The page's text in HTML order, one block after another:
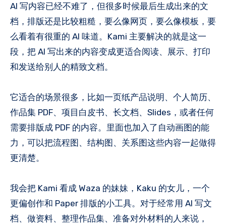
AI 写内容已经不难了，但很多时候最后生成出来的文
档，排版还是比较粗糙，要么像网页，要么像模板，要
么看着有很重的 AI 味道。Kami 主要解决的就是这一
段，把 AI 写出来的内容变成更适合阅读、展示、打印
和发送给别人的精致文档。
它适合的场景很多，比如一页纸产品说明、个人简历、
作品集 PDF、项目白皮书、长文档、Slides，或者任何
需要排版成 PDF 的内容。里面也加入了自动画图的能
力，可以把流程图、结构图、关系图这些内容一起做得
更清楚。
我会把 Kami 看成 Waza 的妹妹，Kaku 的女儿，一个
更偏创作和 Paper 排版的小工具。对于经常用 AI 写文
档、做资料、整理作品集、准备对外材料的人来说，